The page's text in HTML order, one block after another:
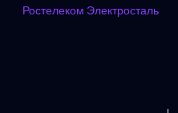
Ростелеком Электросталь